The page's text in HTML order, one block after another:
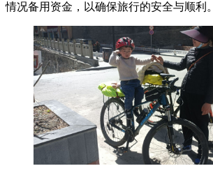
情况备用资金，以确保旅行的安全与顺利。